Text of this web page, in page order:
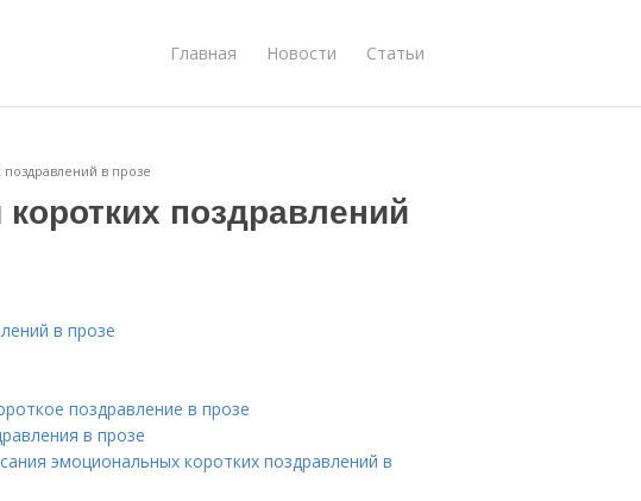
Главная Новости Статьи
в прозе
поздравлений
в прозе
поздравление в прозе
в прозе
эмоциональных коротких поздравлений в